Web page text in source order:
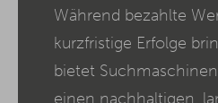
Während bezahlte
kurzfristige Erfolge
bietet
einen nachhaltigen,